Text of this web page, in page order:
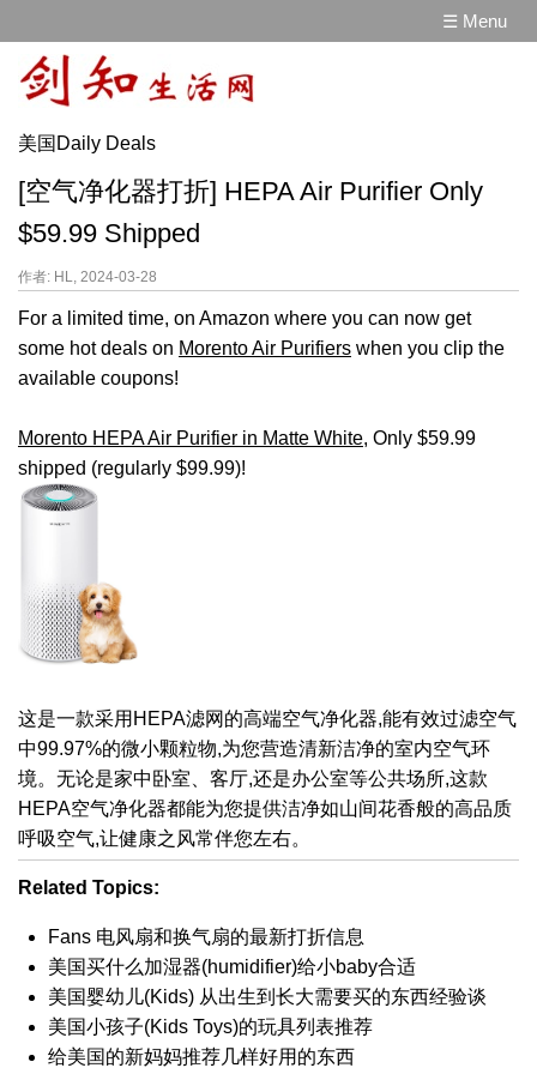
☰ Menu
美国Daily Deals
[空气净化器打折] HEPA Air Purifier Only
$59.99 Shipped
作者: HL, 2024-03-28
For a limited time, on Amazon where you can now get
some hot deals on Morento Air Purifiers when you clip the
available coupons!
Morento HEPA Air Purifier in Matte White, Only $59.99
shipped (regularly $99.99)!
这是一款采用HEPA滤网的高端空气净化器,能有效过滤空气
中99.97%的微小颗粒物,为您营造清新洁净的室内空气环
境。无论是家中卧室、客厅,还是办公室等公共场所,这款
HEPA空气净化器都能为您提供洁净如山间花香般的高品质
呼吸空气,让健康之风常伴您左右。
Related Topics:
Fans 电风扇和换气扇的最新打折信息
美国买什么加湿器(humidifier)给小baby合适
美国婴幼儿(Kids) 从出生到长大需要买的东西经验谈
美国小孩子(Kids Toys)的玩具列表推荐
给美国的新妈妈推荐几样好用的东西